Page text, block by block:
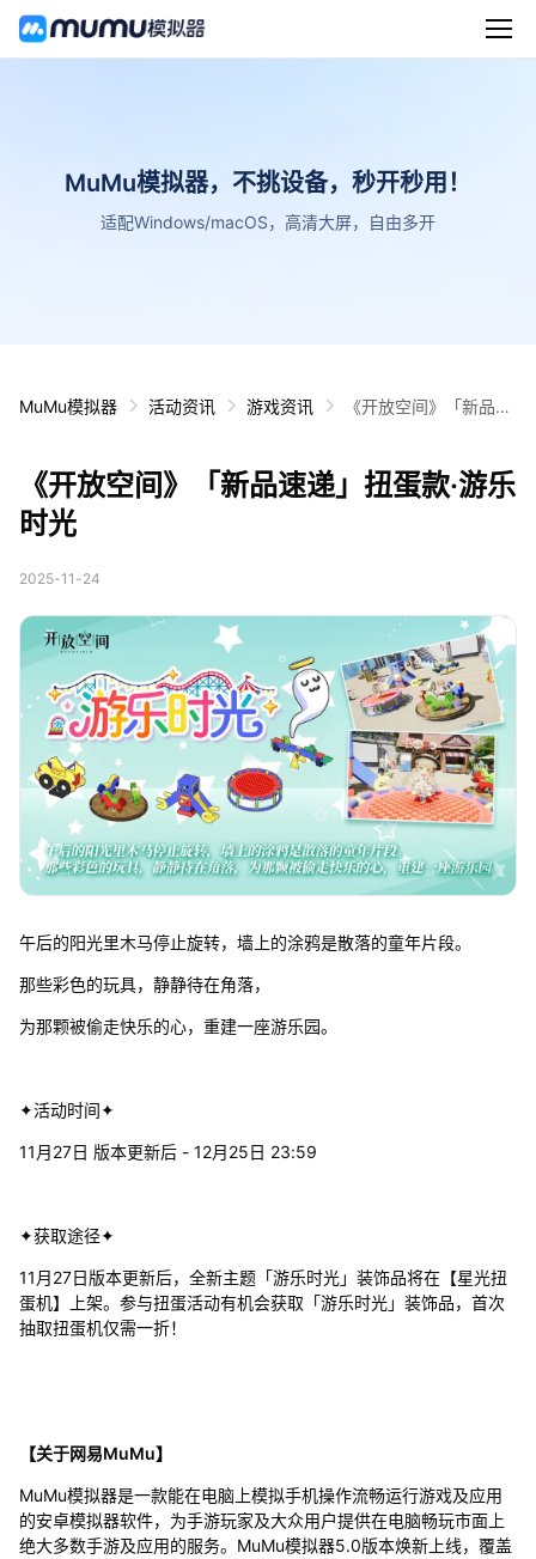
MuMu模拟器，不挑设备，秒开秒用！
适配Windows/macOS，高清大屏，自由多开
MuMu模拟器 活动资讯 游戏资讯
《开放空间》「新品速
《开放空间》「新品速递」扭蛋款·游乐
时光
2025-11-24
午后的阳光里木马停止旋转，墙上的涂鸦是散落的童年片段。
那些彩色的玩具，静静待在角落，
为那颗被偷走快乐的心，重建一座游乐园。
✦活动时间✦
11月27日 版本更新后 - 12月25日 23:59
✦获取途径✦
11月27日版本更新后，全新主题「游乐时光」装饰品将在【星光扭
蛋机】上架。参与扭蛋活动有机会获取「游乐时光」装饰品，首次
抽取扭蛋机仅需一折！
【关于网易MuMu】
MuMu模拟器是一款能在电脑上模拟手机操作流畅运行游戏及应用
的安卓模拟器软件，为手游玩家及大众用户提供在电脑畅玩市面上
绝大多数手游及应用的服务。MuMu模拟器5.0版本焕新上线，覆盖